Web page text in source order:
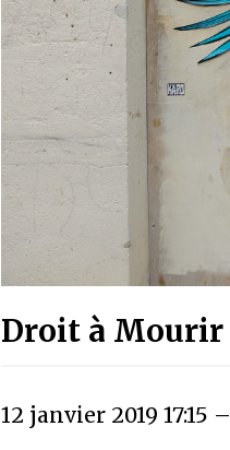
Droit à Mourir
12 janvier 2019 17:15 –